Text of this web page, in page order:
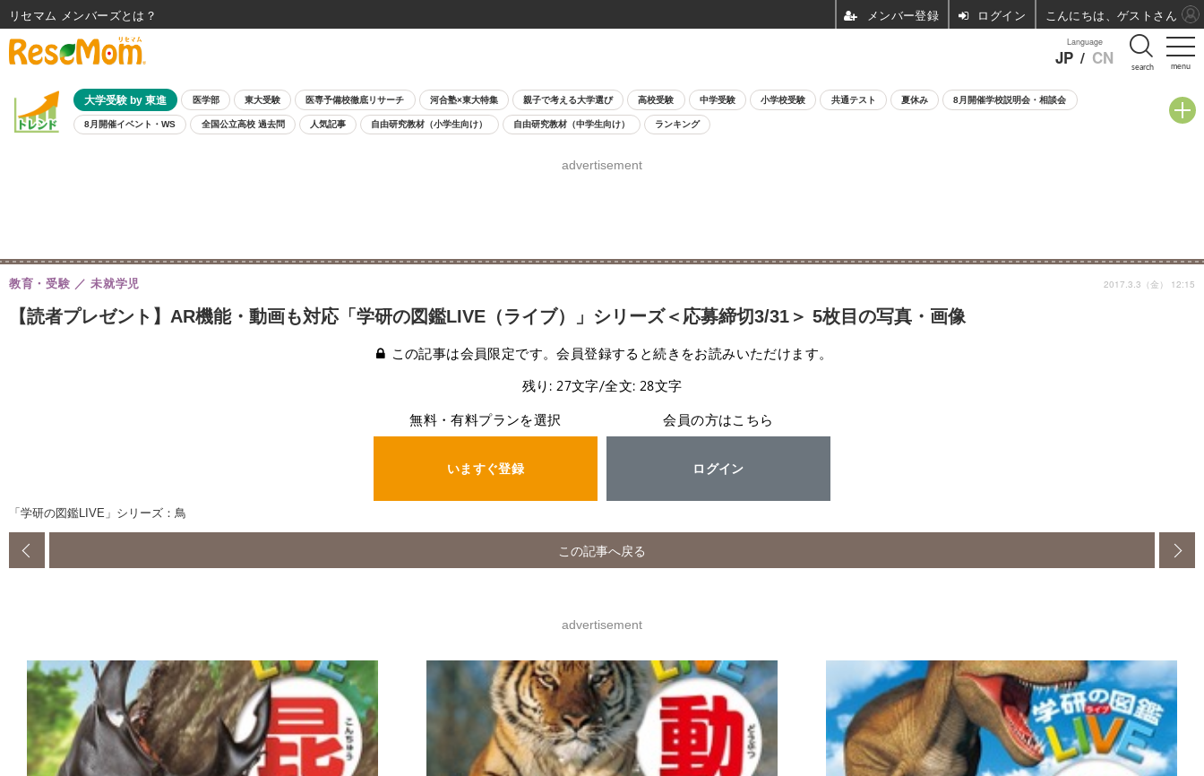
menu
Language
JP / CN search
大学受験 by 東進 医学部 東大受験 医専予備校徹底リサーチ 河合塾×東大特集 親子で考える大学選び 高校受験 中学受験 小学校受験 共通テスト 夏休み 8月開催学校説明会・相談会
8月開催イベント・WS 全国公立高校 過去問 人気記事 自由研究教材（小学生向け） 自由研究教材（中学生向け） ランキング
advertisement
【読者プレゼント】AR機能・動画も対応「学研の図鑑LIVE（ライブ）」シリーズ＜応募締切3/31＞ 5枚目の写真・画像
教育・受験 未就学児 2017.3.3（金） 12:15
この記事は会員限定です。会員登録すると続きをお読みいただけます。
残り: 27文字/全文: 28文字
無料・有料プランを選択
いますぐ登録
会員の方はこちら
ログイン
「学研の図鑑LIVE」シリーズ：鳥
この記事へ戻る
advertisement
リセマム メンバーズ ログイン こんにちは、ゲストさん